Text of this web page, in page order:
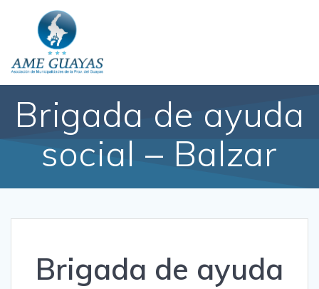
Brigada de ayuda
social – Balzar
Brigada de ayuda